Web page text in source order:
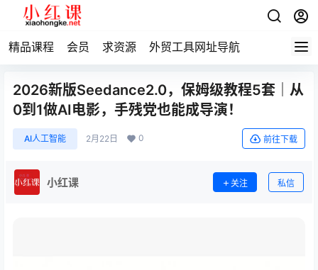
精品课程 会员 求资源 外贸工具网址导航
2026新版Seedance2.0，保姆级教程5套｜从
0到1做AI电影，手残党也能成导演！
AI人工智能 2月22日 0 前往下载
小红课 关注 私信